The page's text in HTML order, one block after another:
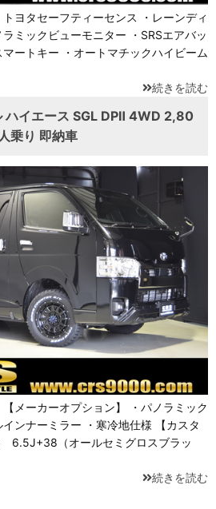
トヨタセーフティーセンス ・レーンディ
ミックビューモニター ・SRSエアバッ
ートキー ・オートマチックハイビーム
続きを読む
ハイエース SGL DPⅡ 4WD 2,80
乗り 即納車
メーカーオプション】 ・パノラミック
ンナーミラー ・寒冷地仕様 【カスタ
6.5J+38（オールセミグロスブラッ
続きを読む